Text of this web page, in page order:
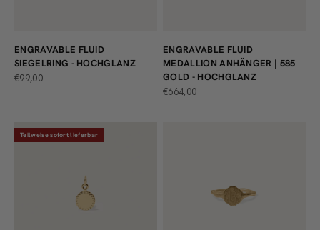
ENGRAVABLE FLUID
SIEGELRING - HOCHGLANZ
ANGEBOT
€99,00
ENGRAVABLE FLUID
MEDALLION ANHÄNGER | 585
GOLD - HOCHGLANZ
ANGEBOT
€664,00
Teilweise sofort lieferbar